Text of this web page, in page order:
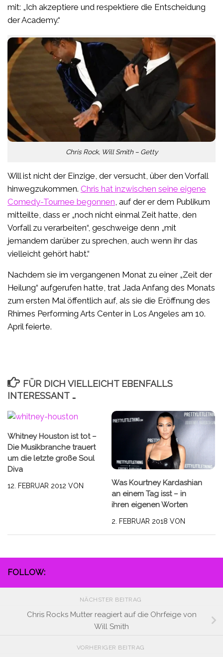
mit: „Ich akzeptiere und respektiere die Entscheidung
der Academy.“
Chris Rock, Will Smith – Getty
Will ist nicht der Einzige, der versucht, über den Vorfall
hinwegzukommen. Chris hat inzwischen seine eigene
Comedy-Tournee begonnen , auf der er dem Publikum
mitteilte, dass er „noch nicht einmal Zeit hatte, den
Vorfall zu verarbeiten“, geschweige denn „mit
jemandem darüber zu sprechen, auch wenn ihr das
vielleicht gehört habt.“
Nachdem sie im vergangenen Monat zu einer „Zeit der
Heilung“ aufgerufen hatte, trat Jada Anfang des Monats
zum ersten Mal öffentlich auf, als sie die Eröffnung des
Rhimes Performing Arts Center in Los Angeles am 10.
April feierte.
FÜR DICH VIELLEICHT EBENFALLS
INTERESSANT …
Whitney Houston ist tot –
Die Musikbranche trauert
um die letzte große Soul
Diva
12. FEBRUAR 2012 VON
Was Kourtney Kardashian
an einem Tag isst – in
ihren eigenen Worten
2. FEBRUAR 2018 VON
FOLLOW:
NÄCHSTER BEITRAG
Chris Rocks Mutter reagiert auf die Ohrfeige von
Will Smith
VORHERIGER BEITRAG